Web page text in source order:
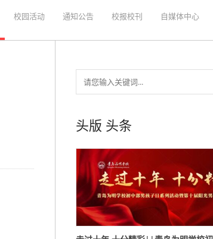
校园活动 通知公告 校报校刊 自媒体中心
头版 头条